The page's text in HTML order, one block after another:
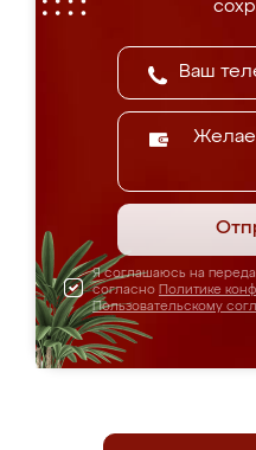
Я соглашаюсь на
согласно Политике
Пользовательскому